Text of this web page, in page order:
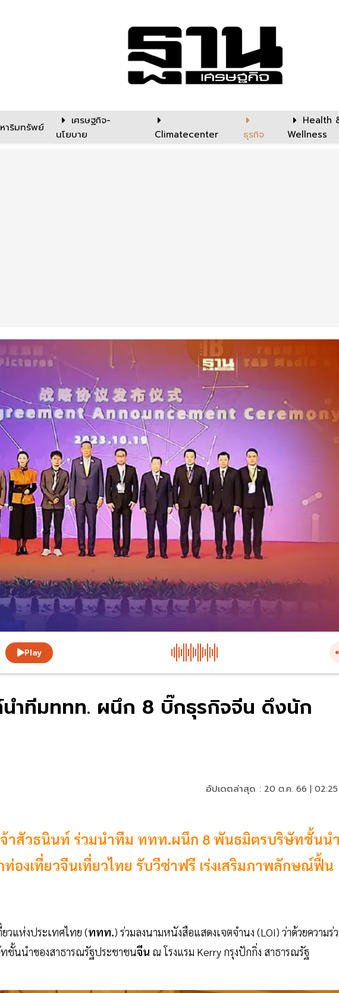
าริมทรัพย์
เศรษฐกิจ-
นโยบาย
Climatecenter ธุรกิจ
Health
Wellness
Play
นำทีมททท. ผนึก 8 บิ๊กธุรกิจจีน ดึงนัก
อัปเดตล่าสุด : 20 ต.ค. 66 |
จ้าสัวธนินท์ ร่วมนำทีม ททท.ผนึก 8 พันธมิตรบริษัทชั้นน
องเที่ยวจีนเที่ยวไทย รับวีซ่าฟรี เร่งเสริมภาพลักษณ์ฟื้น
วแห่งประเทศไทย (ททท.) ร่วมลงนามหนังสือแสดงเจตจำนง (LOI) ว่าด้วยความร่
ชั้นนำของสาธารณรัฐประชาชนจีน ณ โรงแรม Kerry กรุงปักกิ่ง สาธารณรัฐ